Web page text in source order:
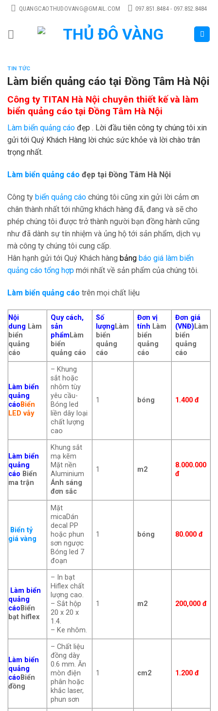
Skip
content
QUANGCAOTHUDOVANG@GMAIL.COM 097.851.8484 - 097.852.8484
TIN TỨC
Làm biển quảng cáo tại Đồng Tâm Hà Nội
Công ty TITAN Hà Nội chuyên thiết kế và làm
biển quảng cáo tại Đồng Tâm Hà Nội
Làm biển quảng cáo đẹp . Lời đầu tiên công ty chúng tôi xin
gửi tới Quý Khách Hàng lời chúc sức khỏe và lời chào trân
trọng nhất.
Làm biển quảng cáo đẹp tại Đồng Tâm Hà Nội
Công ty biển quảng cáo chúng tôi cũng xin gửi lời cảm ơn
chân thành nhất tới những khách hàng đã, đang và sẽ cho
phép chúng tôi được trở thành người bạn đồng hành cũng
như đã dành sự tín nhiệm và ủng hộ tới sản phẩm, dịch vụ
mà công ty chúng tôi cung cấp.
Hân hạnh gửi tới Quý Khách hàng bảng báo giá làm biển
quảng cáo tổng hợp mới nhất về sản phẩm của chúng tôi.
Làm biển quảng cáo trên mọi chất liệu
Nội
dung Làm
biển
quảng
cáo
Quy cách,
sản
phẩm Làm
biển
quảng cáo
Số
lượng Làm
biển
quảng
cáo
Đơn vị
tính Làm
biển
quảng
cáo
Đơn giá
(VNĐ) Làm
biển
quảng
cáo
Làm biển
quảng
cáo Biển
LED vẫy
– Khung
sắt hoặc
nhôm tùy
yêu cầu-
Bóng led
liền dây loại
chất lượng
cao
1 bóng 1.400 đ
Làm biển
quảng
cáo Biển
ma trận
Khung sắt
mạ kẽm
Mặt nền
Aluminium
Ánh sáng
đơn sắc
1 m2
8.000.000
đ
Biển tỷ
giá vàng
Mặt
micaDán
decal PP
hoặc phun
sơn ngược
Bóng led 7
đoạn
1 bóng 80.000 đ
Làm biển
quảng
cáo Biển
bạt hiflex
– In bạt
Hiflex chất
lượng cao.
– Sắt hộp
20 x 20 x
1.4.
– Ke nhôm.
1 m2 200,000 đ
Làm biển
quảng
cáo Biển
đồng
– Chất liệu
đồng dày
0.6 mm. Ăn
mòn điện
phân hoặc
khắc laser,
phun sơn
1 cm2 1.200 đ